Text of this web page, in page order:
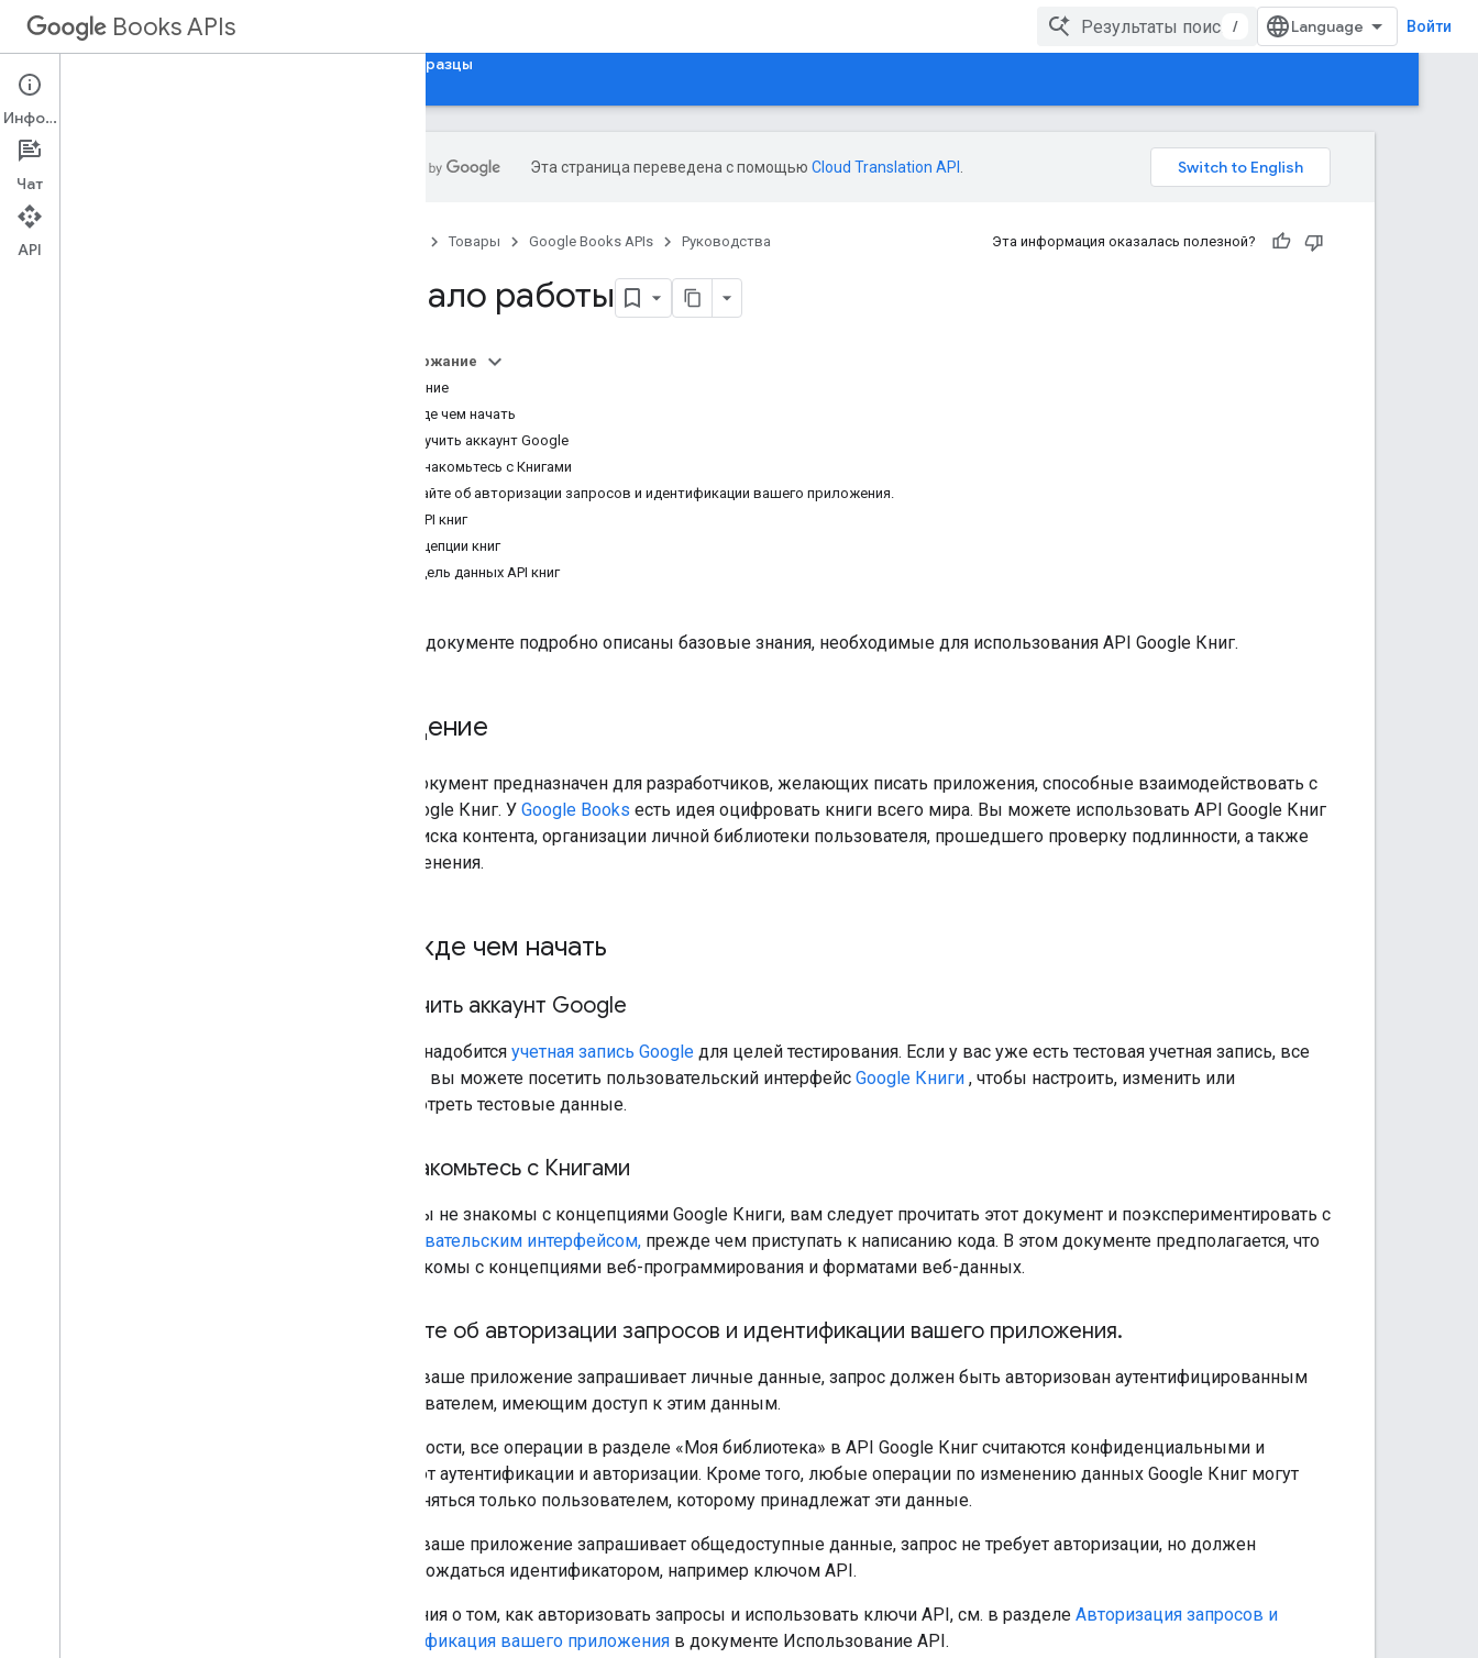
Books APIs / Войти
Образцы
API книг v1
Обзор
Эта страница переведена с помощью Cloud Translation API
Товары Google Books APIs Руководства Эта информация оказалась полезной?
Начало работы
Содержание
Введение
Прежде чем начать
Получить аккаунт Google
Познакомьтесь с Книгами
Узнайте об авторизации запросов и идентификации вашего приложения.
Фон API книг
Концепции книг
Модель данных API книг
В этом документе подробно описаны базовые знания, необходимые для использования API Google Книг.
Введение
Этот документ предназначен для разработчиков, желающих писать приложения, способные взаимодействовать с
API Google Книг. У Google Books есть идея оцифровать книги всего мира. Вы можете использовать API Google Книг
для поиска контента, организации личной библиотеки пользователя, прошедшего проверку подлинности, а также
ее изменения.
Прежде чем начать
Получить аккаунт Google
Вам понадобится учетная запись Google для целей тестирования. Если у вас уже есть тестовая учетная запись, все
готово; вы можете посетить пользовательский интерфейс Google Книги , чтобы настроить, изменить или
просмотреть тестовые данные.
Познакомьтесь с Книгами
Если вы не знакомы с концепциями Google Книги, вам следует прочитать этот документ и поэкспериментировать с
пользовательским интерфейсом, прежде чем приступать к написанию кода. В этом документе предполагается, что
вы знакомы с концепциями веб-программирования и форматами веб-данных.
Узнайте об авторизации запросов и идентификации вашего приложения.
Когда ваше приложение запрашивает личные данные, запрос должен быть авторизован аутентифицированным
пользователем, имеющим доступ к этим данным.
В частности, все операции в разделе «Моя библиотека» в API Google Книг считаются конфиденциальными и
требуют аутентификации и авторизации. Кроме того, любые операции по изменению данных Google Книг могут
выполняться только пользователем, которому принадлежат эти данные.
Когда ваше приложение запрашивает общедоступные данные, запрос не требует авторизации, но должен
сопровождаться идентификатором, например ключом API.
Сведения о том, как авторизовать запросы и использовать ключи API, см. в разделе Авторизация запросов и
идентификация вашего приложения в документе Использование API.
Информация
Чат
API